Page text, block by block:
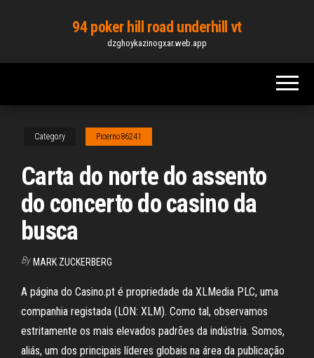
content
94 poker hill road underhill vt
dzghoykazinogxar.web.app
Category Picerno86241
Carta do norte do assento
do concerto do casino da
busca
By MARK ZUCKERBERG
A página do Casino.pt é propriedade da XLMedia PLC, uma
companhia registada (LON: XLM). Como tal, observamos
estritamente os mais elevados padrões da indústria. Somos,
aliás, um dos principais líderes globais na área da publicação